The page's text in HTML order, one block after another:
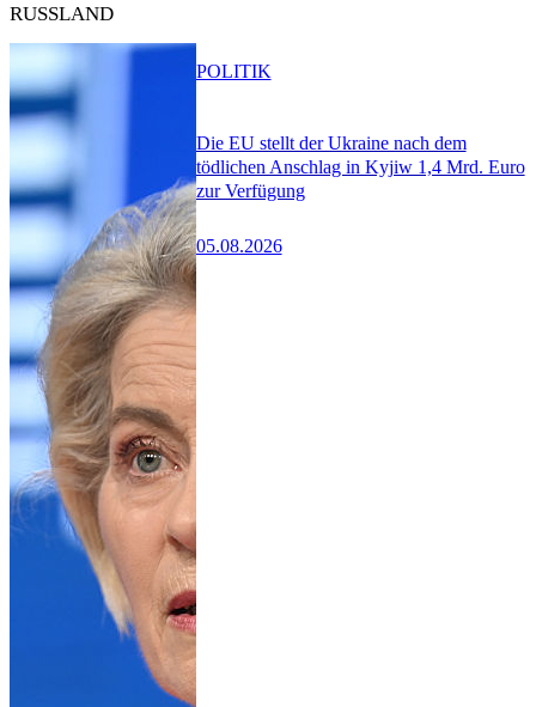
RUSSLAND
Die EU stellt der Ukraine nach dem
tödlichen Anschlag in Kyjiw 1,4 Mrd. Euro
zur Verfügung
05.08.2026
POLITIK